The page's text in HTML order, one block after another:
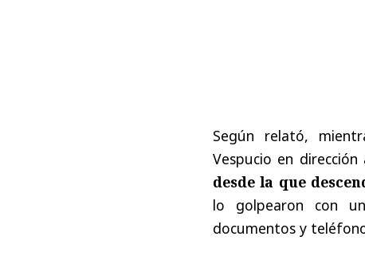
Según relató,
Vespucio en
desde la que
lo golpearon con
documentos y